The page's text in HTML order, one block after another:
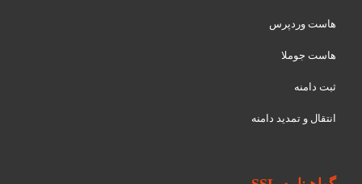
هاست وردپرس
هاست جوملا
ثبت دامنه
انتقال و تمدید دامنه